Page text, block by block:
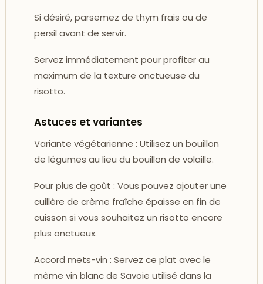
Si désiré, parsemez de thym frais ou de
persil avant de servir.
Servez immédiatement pour profiter au
maximum de la texture onctueuse du
risotto.
Astuces et variantes
Variante végétarienne : Utilisez un bouillon
de légumes au lieu du bouillon de volaille.
Pour plus de goût : Vous pouvez ajouter une
cuillère de crème fraîche épaisse en fin de
cuisson si vous souhaitez un risotto encore
plus onctueux.
Accord mets-vin : Servez ce plat avec le
même vin blanc de Savoie utilisé dans la